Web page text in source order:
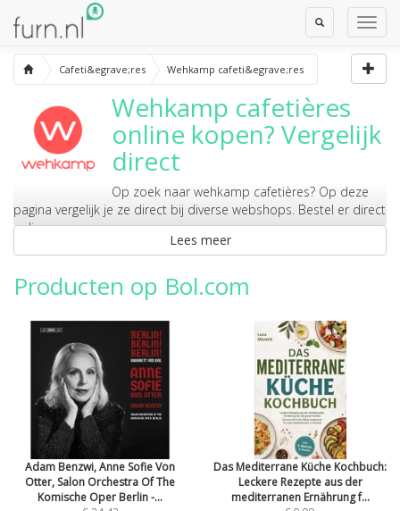
Toggle
Search
Cafeti&egrave;res Wehkamp cafeti&egrave;res
Wehkamp cafetières
online kopen? Vergelijk
direct
Op zoek naar wehkamp cafetières? Op deze
pagina vergelijk je ze direct bij diverse webshops. Bestel er direct
online.
Lees meer
Producten op Bol.com
Adam Benzwi, Anne Sofie Von
Otter, Salon Orchestra Of The
Komische Oper Berlin -...
Das Mediterrane Küche Kochbuch:
Leckere Rezepte aus der
mediterranen Ernährung f...